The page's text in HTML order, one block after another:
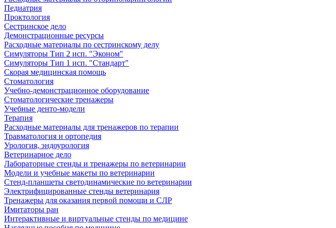
Педиатрия
Проктология
Сестринское дело
Демонстрационные ресурсы
Расходные материалы по сестринскому делу
Симуляторы Тип 2 исп. "Эконом"
Симуляторы Тип 1 исп. "Стандарт"
Скорая медицинская помощь
Стоматология
Учебно-демонстрационное оборудование
Стоматологические тренажеры
Учебные денто-модели
Терапия
Расходные материалы для тренажеров по терапии
Травматология и ортопедия
Урология, эндоурология
Ветеринарное дело
Лабораторные стенды и тренажеры по ветеринарии
Модели и учебные макеты по ветеринарии
Стенд-планшеты светодинамические по ветеринарии
Электрифицированные стенды ветеринария
Тренажеры для оказания первой помощи и СЛР
Имитаторы ран
Интерактивные и виртуальные стенды по медицине